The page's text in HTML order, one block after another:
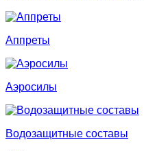
Аппреты
Аэросилы
Водозащитные составы